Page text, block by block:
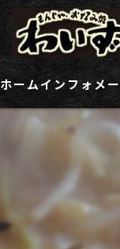
ホームインフォメ